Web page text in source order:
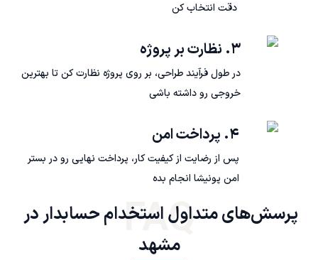
دقت انتخاب کن
۳. نظارت بر پروژه
در طول فرآیند طراحی، بر روی پروژه نظارت کن تا بهترین
خروجی رو داشته باشی
۴. پرداخت امن
پس از رضایت از کیفیت کار، پرداخت نهایی رو در بستر
امن پونیشا انجام بده
پرسش‌های متداول استخدام حسابدار در
مشهد
FAQ